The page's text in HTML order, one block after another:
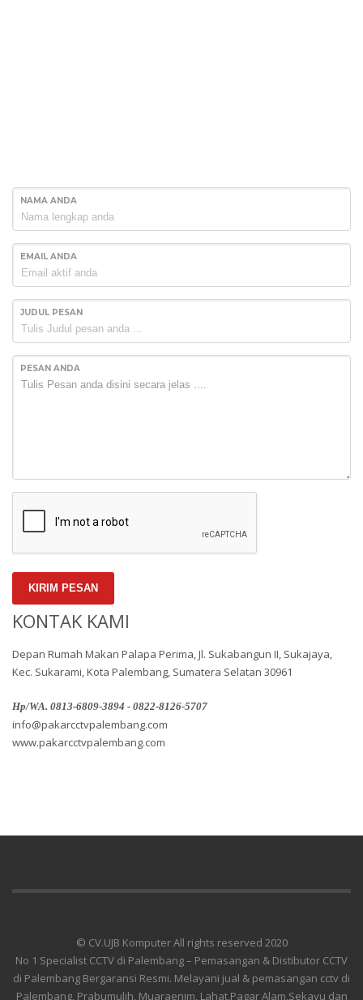
NAMA ANDA
EMAIL ANDA
JUDUL PESAN
PESAN ANDA
KIRIM PESAN
KONTAK KAMI
Depan Rumah Makan Palapa Perima, Jl. Sukabangun II, Sukajaya,
Kec. Sukarami, Kota Palembang, Sumatera Selatan 30961
Hp/WA. 0813-6809-3894 - 0822-8126-5707
info@pakarcctvpalembang.com
www.pakarcctvpalembang.com
© CV.UJB Komputer All rights reserved 2020
No 1 Specialist CCTV di Palembang – Pemasangan & Distibutor CCTV
di Palembang Bergaransi Resmi. Melayani jual & pemasangan cctv di
Palembang, Prabumulih, Muaraenim, Lahat,Pagar Alam,Sekayu dan